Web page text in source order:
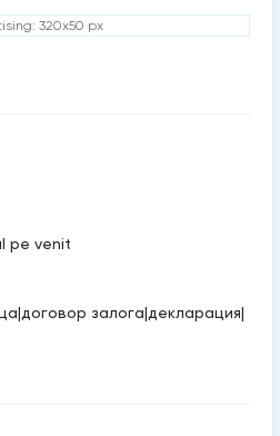
320x50 px
pe venit
|договор залога|декларация|